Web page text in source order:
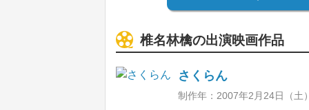
椎名林檎の出演映画作品
さくらん
制作年：2007年2月24日（土